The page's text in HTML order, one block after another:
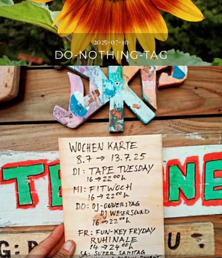
2025-07-10
DO-NOTHING-TAG